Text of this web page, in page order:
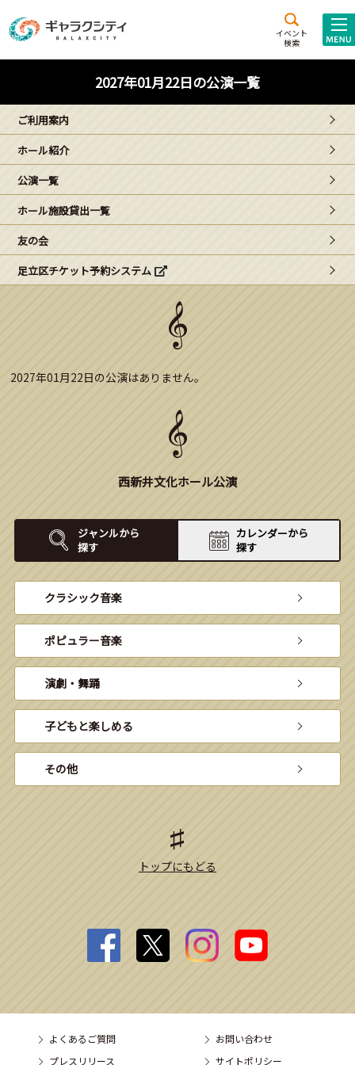
イベント
検索
施設案内
西新井
文化ホール
ギャラクシティとは
こどもみーてぃんぐ
Gがくえん
ブランドからのお知らせ
2027年01月22日の公演一覧
ご利用案内
ホール紹介
公演一覧
ホール施設貸出一覧
友の会
足立区チケット予約システム
2027年01月22日の公演はありません。
西新井文化ホール公演
ジャンルから
探す
カレンダーから
探す
クラシック音楽
ポピュラー音楽
演劇・舞踊
子どもと楽しめる
その他
トップにもどる
よくあるご質問
お問い合わせ
プレスリリース
サイトポリシー